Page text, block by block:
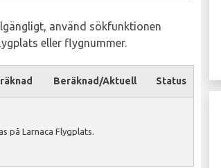
använd sökfunktionen
eller flygnummer.
Beräknad/Aktuell Status
på Larnaca Flygplats.Blev ditt flyg försenat
eller inställt?